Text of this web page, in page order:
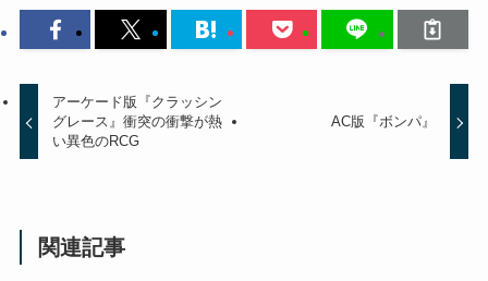
アーケード版『クラッシン
グレース』衝突の衝撃が熱
い異色のRCG
AC版『ボンパ』
関連記事